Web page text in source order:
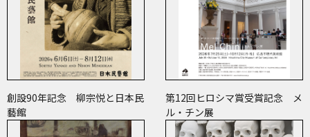
創設90年記念 柳宗悦と日本民
藝館
第12回ヒロシマ賞受賞記念 メ
ル・チン展